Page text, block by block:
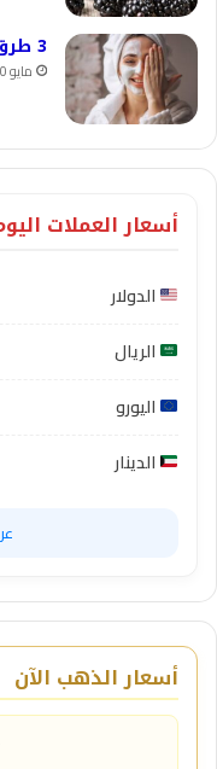
3 طرق طبيعية لتفتيح البشرة..قبل العيد..
مايو 20, 2026
أسعار العملات
الدولار
الريال
اليورو
الدينار
أسعار الذهب الآن